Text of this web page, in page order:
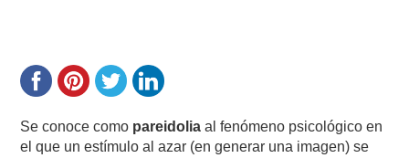
Se conoce como pareidolia al fenómeno psicológico en
el que un estímulo al azar (en generar una imagen) se